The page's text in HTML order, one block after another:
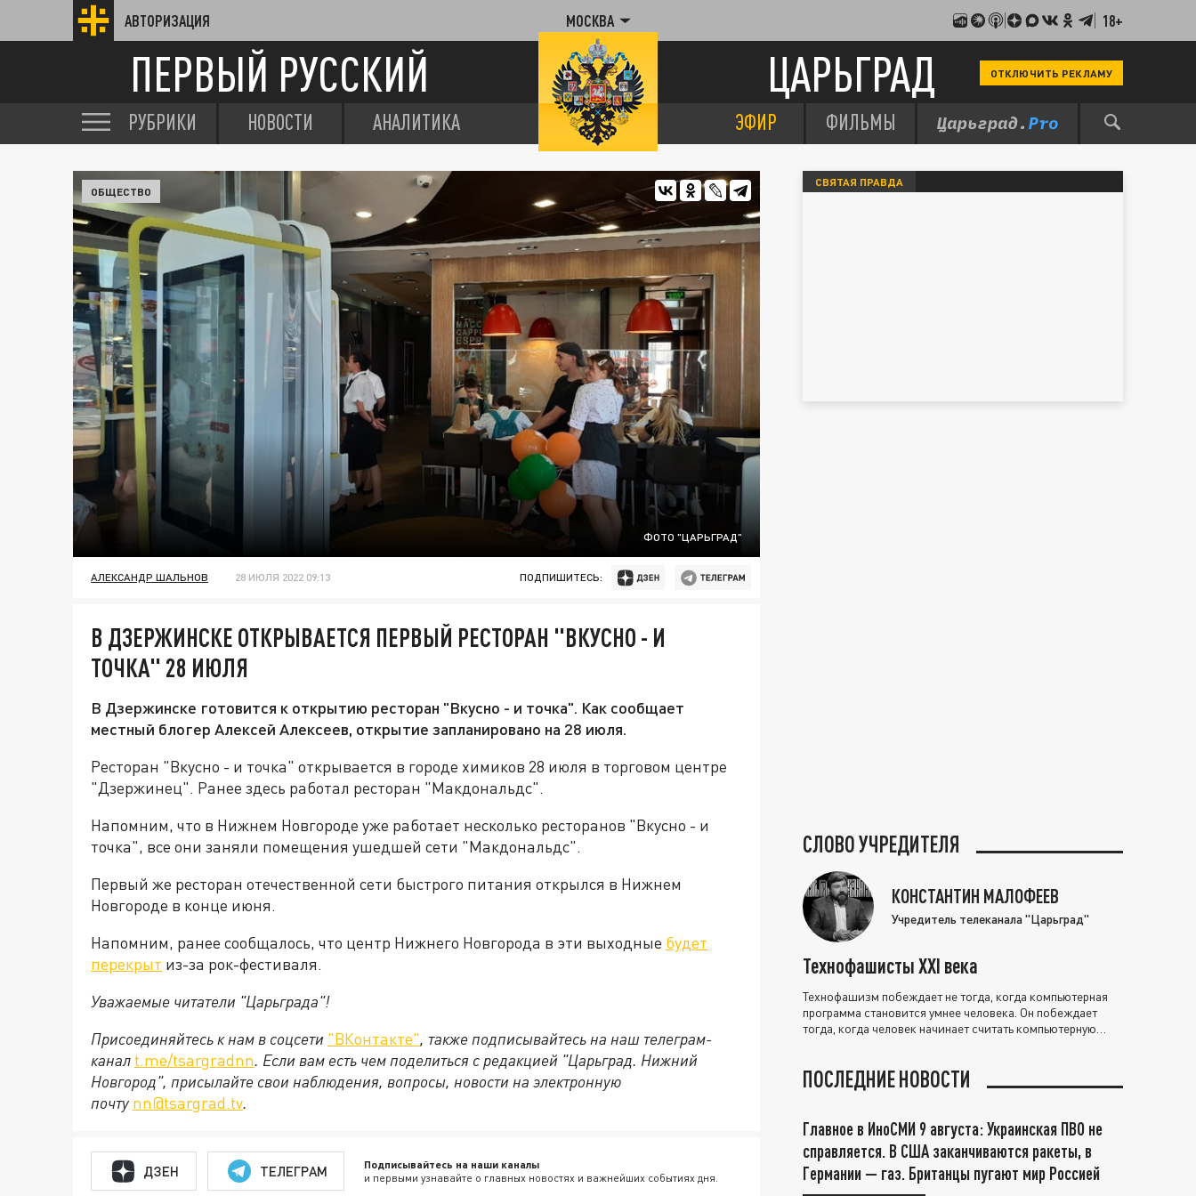
АВТОРИЗАЦИЯ МОСКВА 18+
ПЕРВЫЙ РУССКИЙ ЦАРЬГРАД ОТКЛЮЧИТЬ РЕКЛАМУ
РУБРИКИ НОВОСТИ АНАЛИТИКА ЭФИР ФИЛЬМЫ
ФОТО "ЦАРЬГРАД"
ОБЩЕСТВО
АЛЕКСАНДР ШАЛЬНОВ 28 ИЮЛЯ 2022 09:13 ПОДПИШИТЕСЬ:
В ДЗЕРЖИНСКЕ ОТКРЫВАЕТСЯ ПЕРВЫЙ РЕСТОРАН "ВКУСНО - И
ТОЧКА" 28 ИЮЛЯ
В Дзержинске готовится к открытию ресторан "Вкусно - и точка". Как сообщает
местный блогер Алексей Алексеев, открытие запланировано на 28 июля.
Ресторан "Вкусно - и точка" открывается в городе химиков 28 июля в торговом центре
"Дзержинец". Ранее здесь работал ресторан "Макдональдс".
Напомним, что в Нижнем Новгороде уже работает несколько ресторанов "Вкусно - и
точка", все они заняли помещения ушедшей сети "Макдональдс".
Первый же ресторан отечественной сети быстрого питания открылся в Нижнем
Новгороде в конце июня.
Напомним, ранее сообщалось, что центр Нижнего Новгорода в эти выходные будет
перекрыт из-за рок-фестиваля.
Уважаемые читатели "Царьграда"!
Присоединяйтесь к нам в соцсети "ВКонтакте", также подписывайтесь на наш телеграм-
канал t.me/tsargradnn. Если вам есть чем поделиться с редакцией "Царьград. Нижний
Новгород", присылайте свои наблюдения, вопросы, новости на электронную
почту nn@tsargrad.tv.
ДЗЕН ТЕЛЕГРАМ Подписывайтесь на наши каналы
и первыми узнавайте о главных новостях и важнейших событиях дня.
СВЯТАЯ ПРАВДА
СЛОВО УЧРЕДИТЕЛЯ
КОНСТАНТИН МАЛОФЕЕВ
Учредитель телеканала "Царьград"
Технофашисты XXI века
Технофашизм побеждает не тогда, когда компьютерная
программа становится умнее человека. Он побеждает
тогда, когда человек начинает считать компьютерную
ПОСЛЕДНИЕ НОВОСТИ
Главное в ИноСМИ 9 августа: Украинская ПВО не
справляется. В США заканчиваются ракеты, в
Германии — газ. Британцы пугают мир Россией